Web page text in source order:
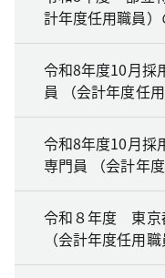
計年度任用職員
令和8年度10月
員 （会計年度任
令和8年度10月
専門員 （会計年
令和８年度 東京
（会計年度任用